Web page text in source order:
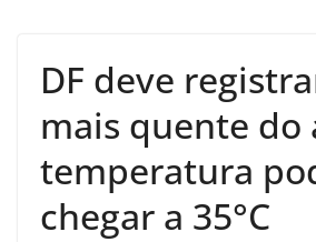
DF deve
mais quente do
temperatura
chegar a 35°C